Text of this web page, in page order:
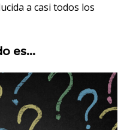
a casi todos los
es...